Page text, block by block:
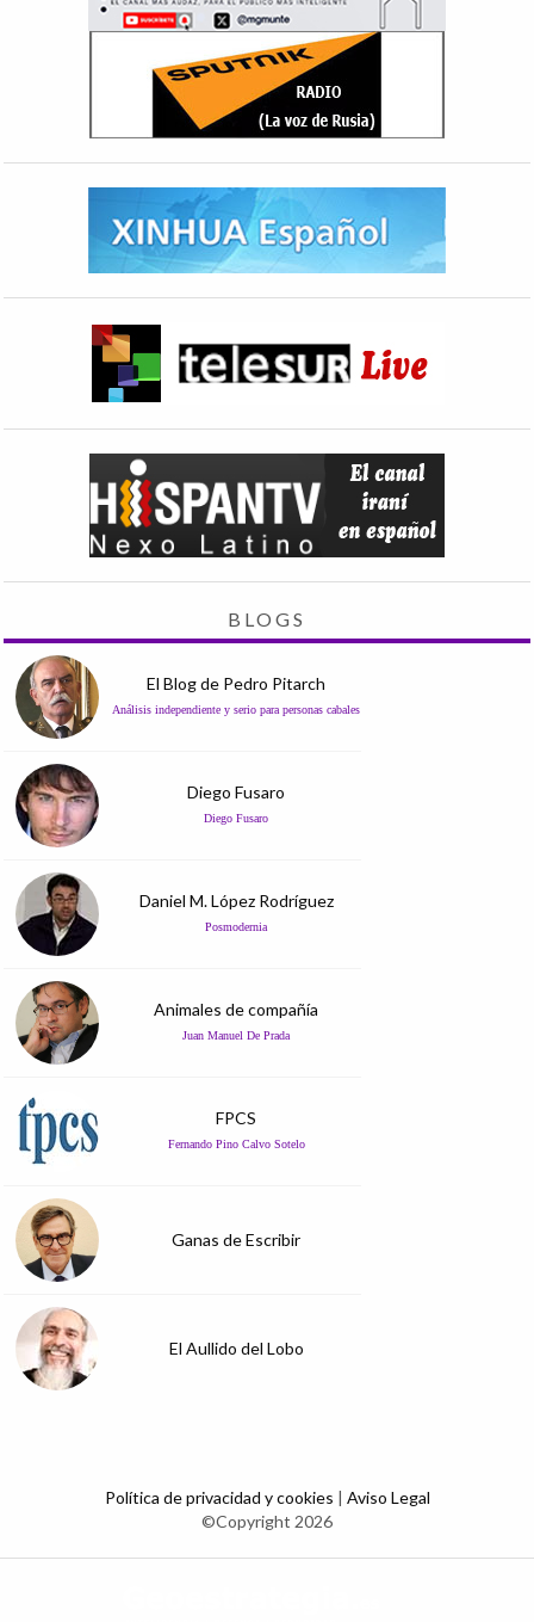
BLOGS
El Blog de Pedro Pitarch
Análisis independiente y serio para personas cabales
Diego Fusaro
Diego Fusaro
Daniel M. López Rodríguez
Posmodernia
Animales de compañía
Juan Manuel De Prada
FPCS
Fernando Pino Calvo Sotelo
Ganas de Escribir
El Aullido del Lobo
Política de privacidad y cookies | Aviso Legal
©Copyright 2026